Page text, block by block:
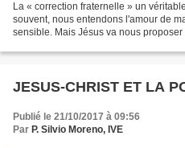
La « correction fraternelle » un
souvent, nous entendons l'amour de
sensible. Mais Jésus va nous
JESUS-CHRIST ET LA
Publié le 21/10/2017 à 09:56
Par P. Silvio Moreno, IVE